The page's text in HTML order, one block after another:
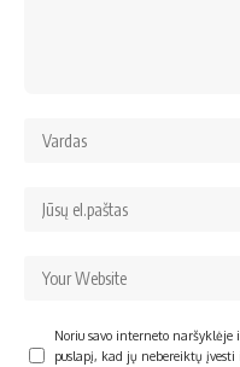
Noriu savo interneto naršyklėje
puslapį, kad jų nebereiktų